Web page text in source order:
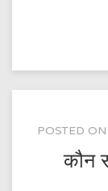
POSTED ON
कौन